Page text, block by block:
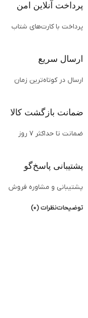
پرداخت آنلاین امن
پرداخت با کارت‌های شتاب
ارسال سریع
ارسال در کوتاه‌ترین زمان
ضمانت بازگشت کالا
ضمانت تا حداکثر ۷ روز
پشتیبانی پاسخ‌گو
پشتیبانی و مشاوره فروش
توضیحاتنظرات (0)